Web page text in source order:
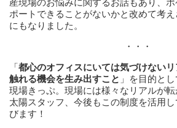
産現場のお悩みに関するお話もあり、
ポートできることがないかと改めて考
にもなりました。
・・・
「都心のオフィスにいては気づけない
触れる機会を生み出すこと 」を目的と
現場きっぷ。現場には様々なリアルが
太陽スタッフ、今後もこの制度を活用
びます！